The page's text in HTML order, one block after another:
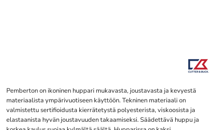
Pemberton on ikoninen huppari mukavasta, joustavasta ja kevyestä
materiaalista ympärivuotiseen käyttöön. Tekninen materiaali on
valmistettu sertifioidusta kierrätetystä polyesterista, viskoosista ja
elastaanista hyvän joustavuuden takaamiseksi. Säädettävä huppu ja